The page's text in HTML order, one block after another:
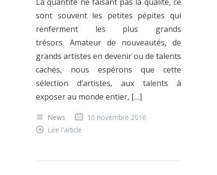
sont souvent les petites pépites qui
renferment les plus grands
trésors. Amateur de nouveautés, de
grands artistes en devenir ou de talents
cachés, nous espérons que cette
sélection d’artistes, aux talents à
exposer au monde entier, […]
News
10 novembre 2016
Lire l'article